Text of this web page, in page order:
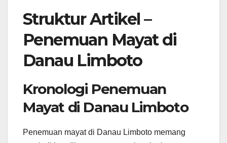
Struktur Artikel –
Penemuan Mayat di
Danau Limboto
Kronologi Penemuan
Mayat di Danau Limboto
Penemuan mayat di Danau Limboto memang